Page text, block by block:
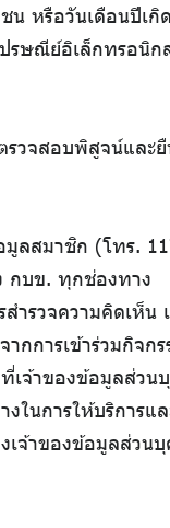
น หรือวันเดือนปีเกิ
ษณีย์อิเล็กทรอนิก
วจสอบพิสูจน์และ
มูลสมาชิก (โทร.
กบข. ทุกช่องทาง
รวจความคิดเห็น
กการเข้าร่วมกิจกร
จ้าของข้อมูลส่วนบุ
ในการให้บริการแ
เจ้าของข้อมูลส่วน